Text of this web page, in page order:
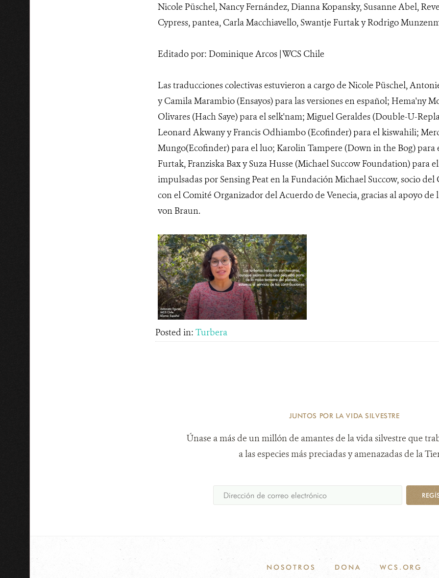
Nicole Püschel, Nancy Fernández, Dianna Kopansky, Susanne Abel,
Cypress, pantea, Carla Macchiavello, Swantje Furtak y Rodrigo
Editado por: Dominique Arcos | WCS Chile
Las traducciones colectivas estuvieron a cargo de Nicole Püschel,
y Camila Marambio (Ensayos) para las versiones en español; Hema'ny
Olivares (Hach Saye) para el selk'nam; Miguel Geraldes (Double-U-
Leonard Akwany y Francis Odhiambo (Ecofinder) para el kiswahili;
Mungo(Ecofinder) para el luo; Karolin Tampere (Down in the Bog) para
Furtak, Franziska Bax y Suza Husse (Michael Succow Foundation) para
impulsadas por Sensing Peat en la Fundación Michael Succow, socio
con el Comité Organizador del Acuerdo de Venecia, gracias al apoyo
von Braun.
Posted in: Turbera
JUNTOS POR LA VIDA SILVESTRE
Únase a más de un millón de amantes de la vida silvestre que
a las especies más preciadas y amenazadas de la
NOSOTROS DONA WCS.ORG